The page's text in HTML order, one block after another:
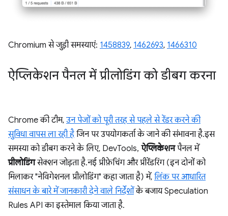
Chromium से जुड़ी समस्याएं: 1458839, 1462693, 1466310
ऐप्लिकेशन पैनल में प्रीलोडिंग को डीबग करना
Chrome की टीम, उन पेजों को पूरी तरह से पहले से रेंडर करने की
सुविधा वापस ला रही है जिन पर उपयोगकर्ता के जाने की संभावना है. इस
समस्या को डीबग करने के लिए, DevTools, ऐप्लिकेशनपैनल में
प्रीलोडिंगसेक्शन जोड़ता है. नई प्रीफ़ेचिंग और प्रीरेंडरिंग (इन दोनों को
मिलाकर "नेविगेशनल प्रीलोडिंग" कहा जाता है) में, लिंक पर आधारित
संसाधन के बारे में जानकारी देने वाले निर्देशोंके बजाय Speculation
Rules API का इस्तेमाल किया जाता है.